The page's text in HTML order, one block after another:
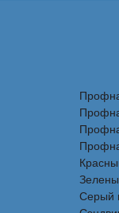
Серый